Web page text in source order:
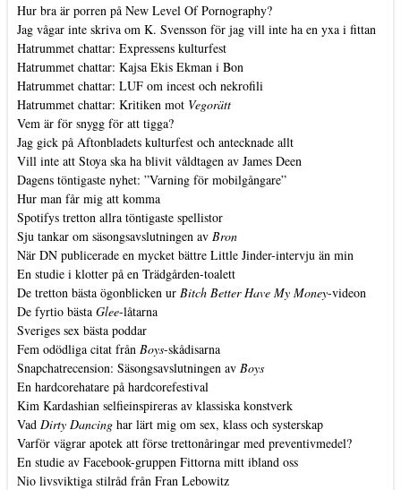
Hur bra är porren på New Level Of Pornography?
Jag vågar inte skriva om K. Svensson för jag vill inte ha en yxa i fittan
Hatrummet chattar: Expressens kulturfest
Hatrummet chattar: Kajsa Ekis Ekman i Bon
Hatrummet chattar: LUF om incest och nekrofili
Hatrummet chattar: Kritiken mot Vegorätt
Vem är för snygg för att tigga?
Jag gick på Aftonbladets kulturfest och antecknade allt
Vill inte att Stoya ska ha blivit våldtagen av James Deen
Dagens töntigaste nyhet: ”Varning för mobilgångare”
Hur man får mig att komma
Spotifys tretton allra töntigaste spellistor
Sju tankar om säsongsavslutningen av Bron
När DN publicerade en mycket bättre Little Jinder-intervju än min
En studie i klotter på en Trädgården-toalett
De tretton bästa ögonblicken ur Bitch Better Have My Money-videon
De fyrtio bästa Glee-låtarna
Sveriges sex bästa poddar
Fem odödliga citat från Boys-skådisarna
Snapchatrecension: Säsongsavslutningen av Boys
En hardcorehatare på hardcorefestival
Kim Kardashian selfieinspireras av klassiska konstverk
Vad Dirty Dancinghar lärt mig om sex, klass och systerskap
Varför vägrar apotek att förse trettonåringar med preventivmedel?
En studie av Facebook-gruppen Fittorna mitt ibland oss
Nio livsviktiga stilråd från Fran Lebowitz